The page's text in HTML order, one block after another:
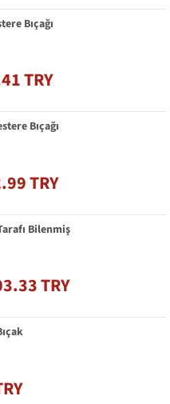
Bıçağı
TRY
Bıçağı
TRY
Bilenmiş
TRY